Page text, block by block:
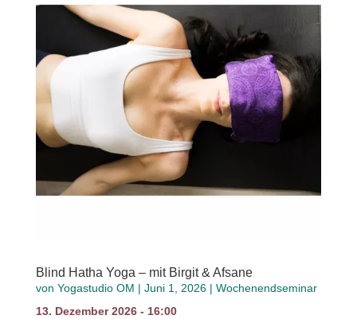
Blind Hatha Yoga – mit Birgit & Afsane
von Yogastudio OM | Juni 1, 2026| Wochenendseminar
13. Dezember 2026 - 16:00